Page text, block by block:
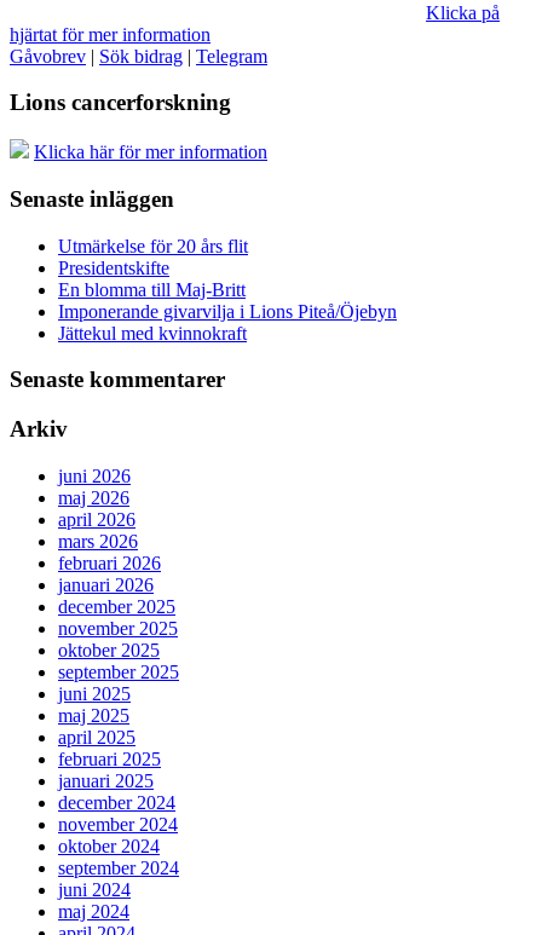
Klicka på
hjärtat för mer information
Gåvobrev | Sök bidrag | Telegram
Lions cancerforskning
Klicka här för mer information
Senaste inläggen
Utmärkelse för 20 års flit
Presidentskifte
En blomma till Maj-Britt
Imponerande givarvilja i Lions Piteå/Öjebyn
Jättekul med kvinnokraft
Senaste kommentarer
Arkiv
juni 2026
maj 2026
april 2026
mars 2026
februari 2026
januari 2026
december 2025
november 2025
oktober 2025
september 2025
juni 2025
maj 2025
april 2025
februari 2025
januari 2025
december 2024
november 2024
oktober 2024
september 2024
juni 2024
maj 2024